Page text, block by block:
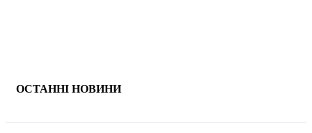
ОСТАННІ НОВИНИ